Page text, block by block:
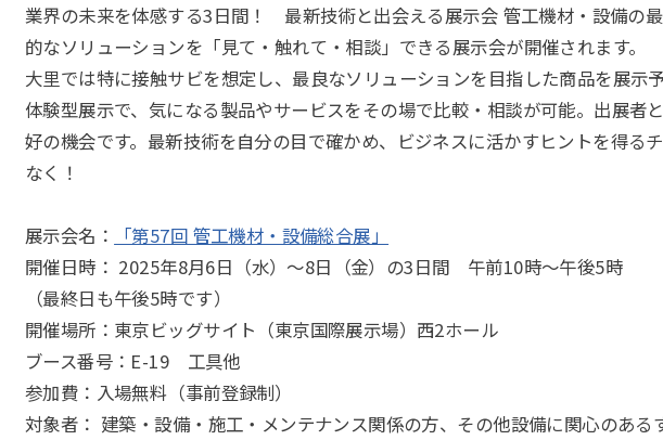
業界の未来を体感する3日間！ 最新技術と出会える展示会 管工機材・設備の
的なソリューションを「見て・触れて・相談」できる展示会が開催されます。
大里では特に接触サビを想定し、最良なソリューションを目指した商品を展示予
体験型展示で、気になる製品やサービスをその場で比較・相談が可能。出展者
好の機会です。最新技術を自分の目で確かめ、ビジネスに活かすヒントを得る
なく！
展示会名：
「第57回 管工機材・設備総合展」
開催日時： 2025年8月6日（水）～8日（金）の3日間 午前10時～午後5時
（最終日も午後5時です）
開催場所：東京ビッグサイト（東京国際展示場）西2ホール
ブース番号：E-19 工具他
参加費：入場無料（事前登録制）
対象者： 建築・設備・施工・メンテナンス関係の方、その他設備に関心のある